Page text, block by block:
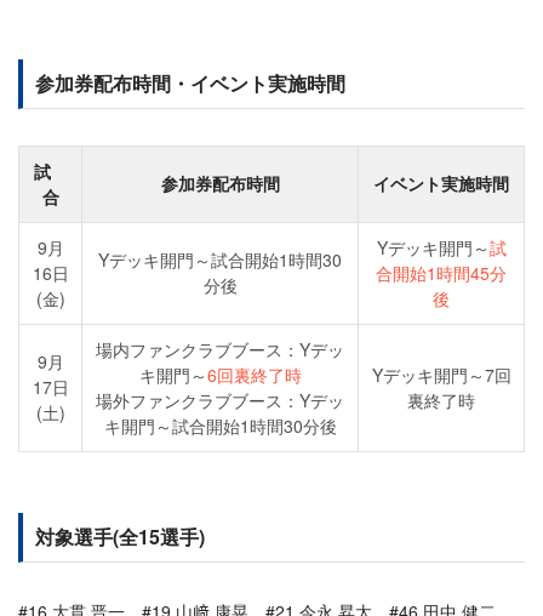
参加券配布時間・イベント実施時間
試
合
参加券配布時間 イベント実施時間
9月
16日
(金)
Yデッキ開門～試合開始1時間30
分後
Yデッキ開門～試
合開始1時間45分
後
9月
17日
(土)
場内ファンクラブブース：Yデッ
キ開門～6回裏終了時
場外ファンクラブブース：Yデッ
キ開門～試合開始1時間30分後
Yデッキ開門～7回
裏終了時
対象選手(全15選手)